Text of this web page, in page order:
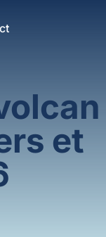
et